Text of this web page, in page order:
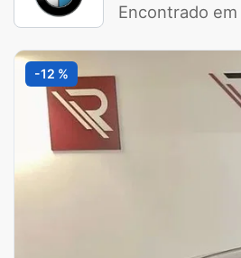
Encontrado em
-12 %